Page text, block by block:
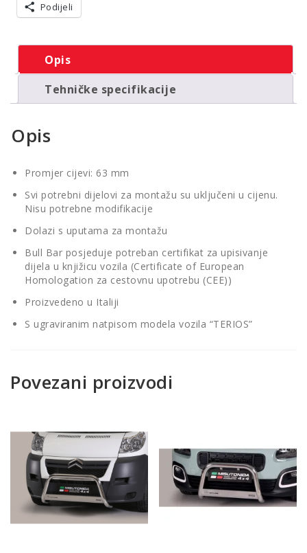
Podijeli
Opis
Tehničke specifikacije
Opis
Promjer cijevi: 63 mm
Svi potrebni dijelovi za montažu su uključeni u cijenu.
Nisu potrebne modifikacije
Dolazi s uputama za montažu
Bull Bar posjeduje potreban certifikat za upisivanje
dijela u knjižicu vozila (Certificate of European
Homologation za cestovnu upotrebu (CEE))
Proizvedeno u Italiji
S ugraviranim natpisom modela vozila “TERIOS”
Povezani proizvodi